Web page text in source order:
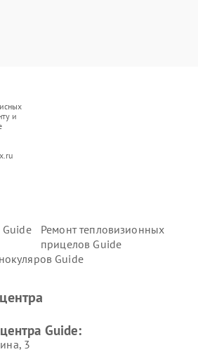
и
Guide
Ремонт тепловизионных
прицелов Guide
Guide
Guide:
3